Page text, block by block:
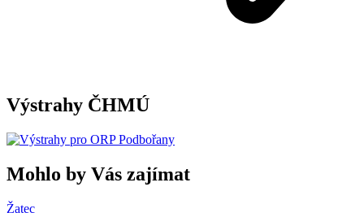
Výstrahy ČHMÚ
Mohlo by Vás zajímat
Žatec